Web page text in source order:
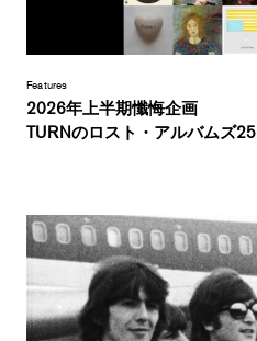
Features
2026年上半期懺悔企画
TURNのロスト・アルバムズ25